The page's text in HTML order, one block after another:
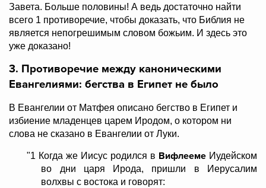
Завета. Больше половины! А ведь достаточно найти
всего 1 противоречие, чтобы доказать, что Библия не
является непогрешимым словом божьим. И здесь это
уже доказано!
3. Противоречие между каноническими
Евангелиями: бегства в Египет не было
В Евангелии от Матфея описано бегство в Египет и
избиение младенцев царем Иродом, о котором ни
слова не сказано в Евангелии от Луки.
"1 Когда же Иисус родился в Вифлееме Иудейском
во дни царя Ирода, пришли в Иерусалим
волхвы с востока и говорят: